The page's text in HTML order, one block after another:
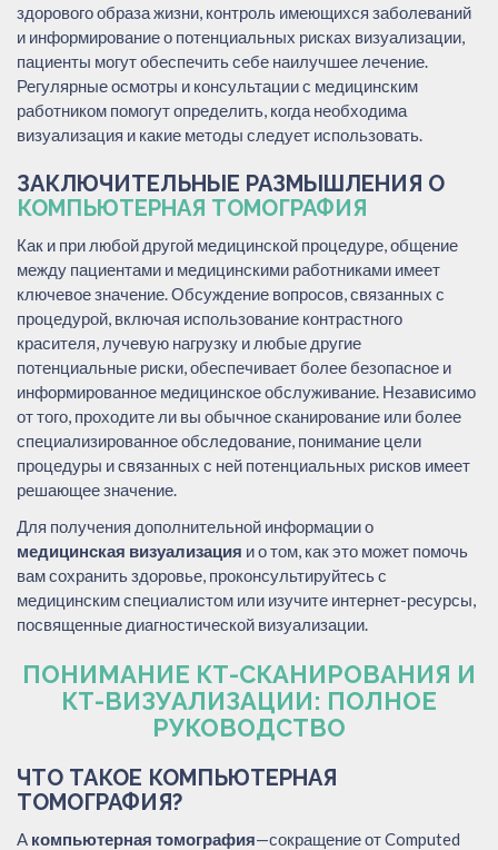
здорового образа жизни, контроль имеющихся заболеваний
и информирование о потенциальных рисках визуализации,
пациенты могут обеспечить себе наилучшее лечение.
Регулярные осмотры и консультации с медицинским
работником помогут определить, когда необходима
визуализация и какие методы следует использовать.
ЗАКЛЮЧИТЕЛЬНЫЕ РАЗМЫШЛЕНИЯ О
КОМПЬЮТЕРНАЯ ТОМОГРАФИЯ
Как и при любой другой медицинской процедуре, общение
между пациентами и медицинскими работниками имеет
ключевое значение. Обсуждение вопросов, связанных с
процедурой, включая использование контрастного
красителя, лучевую нагрузку и любые другие
потенциальные риски, обеспечивает более безопасное и
информированное медицинское обслуживание. Независимо
от того, проходите ли вы обычное сканирование или более
специализированное обследование, понимание цели
процедуры и связанных с ней потенциальных рисков имеет
решающее значение.
Для получения дополнительной информации о
медицинская визуализация и о том, как это может помочь
вам сохранить здоровье, проконсультируйтесь с
медицинским специалистом или изучите интернет-ресурсы,
посвященные диагностической визуализации.
ПОНИМАНИЕ КТ-СКАНИРОВАНИЯ И
КТ-ВИЗУАЛИЗАЦИИ: ПОЛНОЕ
РУКОВОДСТВО
ЧТО ТАКОЕ КОМПЬЮТЕРНАЯ
ТОМОГРАФИЯ?
A компьютерная томография—сокращение от Computed